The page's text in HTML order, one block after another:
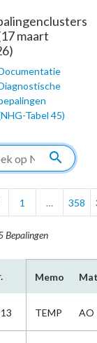
maart
Tabel 45)
search
1 … 358
Bepalingen
Memo
TEMP AO